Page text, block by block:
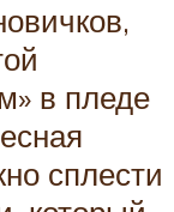
в пледе
сплести